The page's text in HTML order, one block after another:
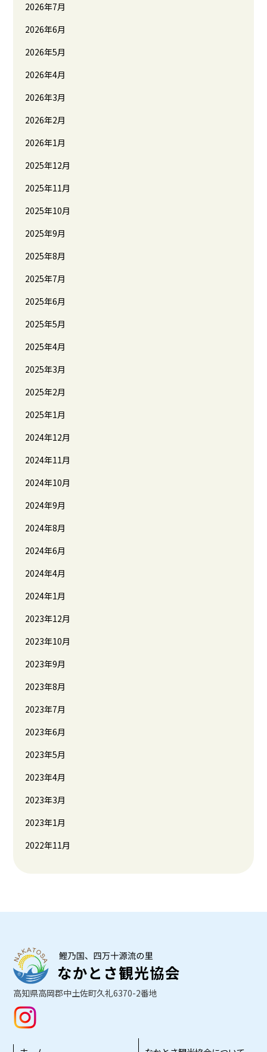
2026年7月
2026年6月
2026年5月
2026年4月
2026年3月
2026年2月
2026年1月
2025年12月
2025年11月
2025年10月
2025年9月
2025年8月
2025年7月
2025年6月
2025年5月
2025年4月
2025年3月
2025年2月
2025年1月
2024年12月
2024年11月
2024年10月
2024年9月
2024年8月
2024年6月
2024年4月
2024年1月
2023年12月
2023年10月
2023年9月
2023年8月
2023年7月
2023年6月
2023年5月
2023年4月
2023年3月
2023年1月
2022年11月
高知県高岡郡中土佐町久礼6370-2番地